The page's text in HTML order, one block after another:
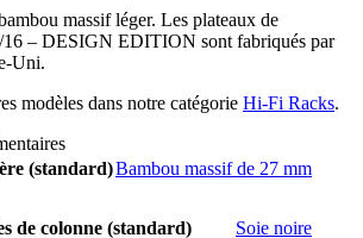
massif léger. Les plateaux de
– DESIGN EDITION sont fabriqués par
Uni.
modèles dans notre catégorie Hi-Fi Racks.
(standard)Bambou massif de 27 mm
de colonne (standard) Soie noire